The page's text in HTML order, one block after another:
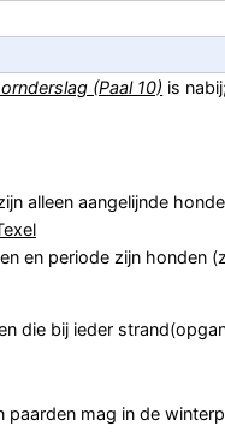
(Paal 10) is
alleen aangelijnde
en periode zijn honden
die bij ieder
paarden mag in de